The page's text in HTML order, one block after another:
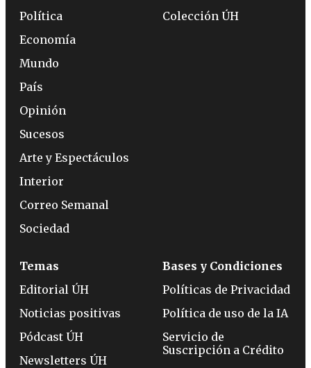
Política
Economía
Mundo
País
Opinión
Sucesos
Arte y Espectáculos
Interior
Correo Semanal
Sociedad
Colección ÚH
Temas
Editorial ÚH
Noticias positivas
Pódcast ÚH
Newsletters ÚH
Bases y Condiciones
Políticas de Privacidad
Política de uso de la IA
Servicio de
Suscripción a Crédito